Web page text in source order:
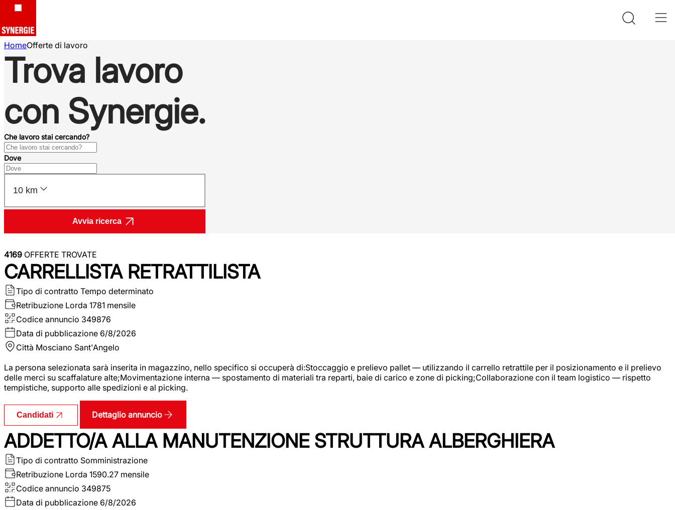
HomeOfferte di lavoro
Trova lavoro
con Synergie.
Che lavoro stai cercando?
Dove
10 km
Avvia ricerca
4169 OFFERTE TROVATE
CARRELLISTA RETRATTILISTA
Tipo di contratto Tempo determinato
Retribuzione Lorda 1781 mensile
Codice annuncio 349876
Data di pubblicazione 6/8/2026
Città Mosciano Sant'Angelo
La persona selezionata sarà inserita in magazzino, nello specifico si occuperà di:Stoccaggio e prelievo pallet — utilizzando il carrello retrattile per il posizionamento e il prelievo
delle merci su scaffalature alte;Movimentazione interna — spostamento di materiali tra reparti, baie di carico e zone di picking;Collaborazione con il team logistico — rispetto
tempistiche, supporto alle spedizioni e al picking.
Candidati Dettaglio annuncio
ADDETTO/A ALLA MANUTENZIONE STRUTTURA ALBERGHIERA
Tipo di contratto Somministrazione
Retribuzione Lorda 1590.27 mensile
Codice annuncio 349875
Data di pubblicazione 6/8/2026